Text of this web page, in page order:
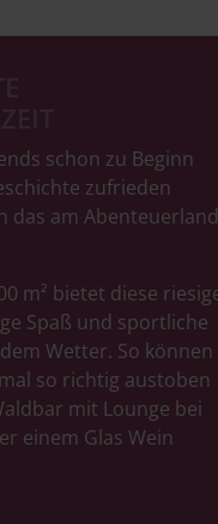
schon zu Beginn
zufrieden
das am Abenteuerland
m² bietet diese
Spaß und sportliche
Wetter. So können
so richtig austoben
mit Lounge bei
einem Glas Wein